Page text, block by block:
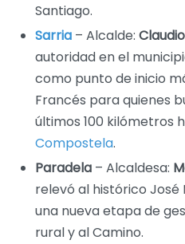
Santiago.
Sarria – Alcalde:
autoridad en el
como punto de inicio
Francés para quienes
últimos 100 kilómetros
Compostela.
Paradela – Alcaldesa:
relevó al histórico José
una nueva etapa de
rural y al Camino.